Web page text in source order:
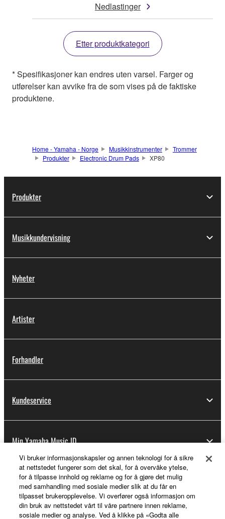
Nedlastinger
Etter produktkategori
* Spesifikasjoner kan endres uten varsel. Farger og
utførelser kan avvike fra de som vises på de faktiske
produktene.
Home - Yamaha - Norge Musikkinstrumenter
Trommer
Produkter
Electronic Drum Pads XP80
Produkter
Musikkundervisning
Nyheter
Artister
Forhandler
Kundeservice
Min Yamaha Music ID
Om Yamaha
Vi bruker informasjonskapsler og annen teknologi for å sikre
at nettstedet fungerer som det skal, for å overvåke ytelse,
for å tilpasse innhold og reklame og for å gjøre det mulig
med samhandling med sosiale medier slik at du får en
tilpasset brukeropplevelse. Vi overfører også informasjon om
din bruk av nettstedet vårt til våre partnere innen reklame,
sosiale medier og analyse. Ved å klikke på «Godta alle